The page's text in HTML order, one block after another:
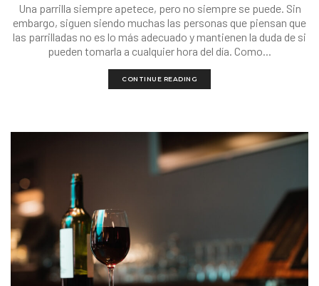
Una parrilla siempre apetece, pero no siempre se puede. Sin
embargo, siguen siendo muchas las personas que piensan que
las parrilladas no es lo más adecuado y mantienen la duda de si
pueden tomarla a cualquier hora del día. Como...
CONTINUE READING